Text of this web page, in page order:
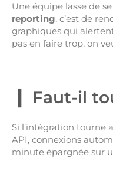
Une équipe lasse de
reporting, c’est de
graphiques qui
pas en faire trop, on
Faut-il
Si l’intégration tourne
API, connexions
minute épargnée sur